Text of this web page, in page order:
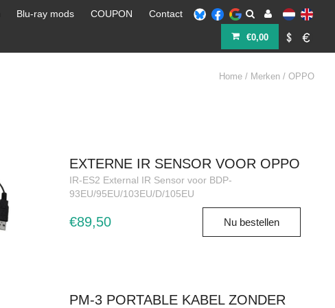
Blu-ray mods COUPON Contact
€0,00
Home / Merken / OPPO
EXTERNE IR SENSOR VOOR OPPO
IR-ES2 External IR Sensor voor BDP-
93EU/95EU/103EU/D/105EU
€89,50 Nu bestellen
PM-3 PORTABLE KABEL ZONDER